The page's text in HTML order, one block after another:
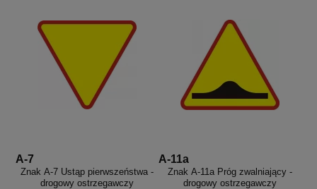
A-7
Znak A-7 Ustąp pierwszeństwa -
drogowy ostrzegawczy
A-11a
Znak A-11a Próg zwalniający -
drogowy ostrzegawczy